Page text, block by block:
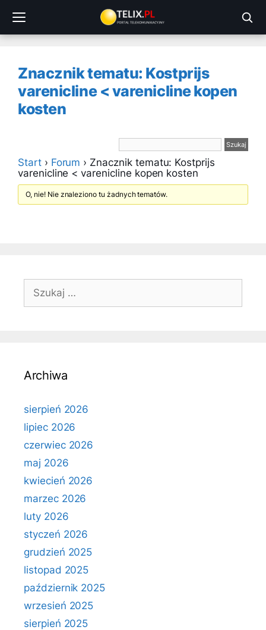
treści
Znacznik tematu: Kostprijs
varenicline < varenicline kopen
kosten
Start › Forum › Znacznik tematu: Kostprijs
varenicline < varenicline kopen kosten
O, nie! Nie znaleziono tu żadnych tematów.
Szukaj:
Archiwa
sierpień 2026
lipiec 2026
czerwiec 2026
maj 2026
kwiecień 2026
marzec 2026
luty 2026
styczeń 2026
grudzień 2025
listopad 2025
październik 2025
wrzesień 2025
sierpień 2025